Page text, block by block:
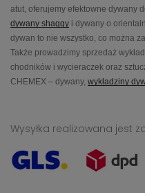
atut, oferujemy efektowne dywany
dywany shaggy i dywany o
dywan to nie wszystko, co można
Także prowadzimy sprzedaż
chodników i wycieraczek oraz
CHEMEX – dywany, wykładziny
Wysyłka realizowana jest